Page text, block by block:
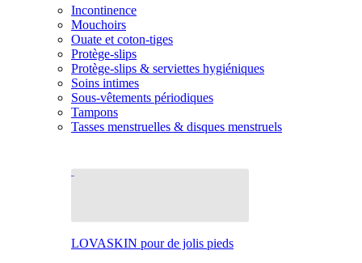
Incontinence
Mouchoirs
Ouate et coton-tiges
Protège-slips
Protège-slips & serviettes hygiéniques
Soins intimes
Sous-vêtements périodiques
Tampons
Tasses menstruelles & disques menstruels
LOVASKIN pour de jolis pieds